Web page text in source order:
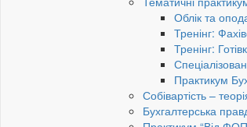
Облік та
Тренінг:
Тренінг:
Практикум
Собівартість –
Бухгалтерська